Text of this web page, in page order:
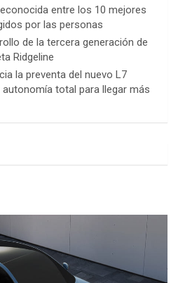
entre los 10 mejores
por las personas
de la tercera generación de
Ridgeline
la preventa del nuevo L7
autonomía total para llegar más